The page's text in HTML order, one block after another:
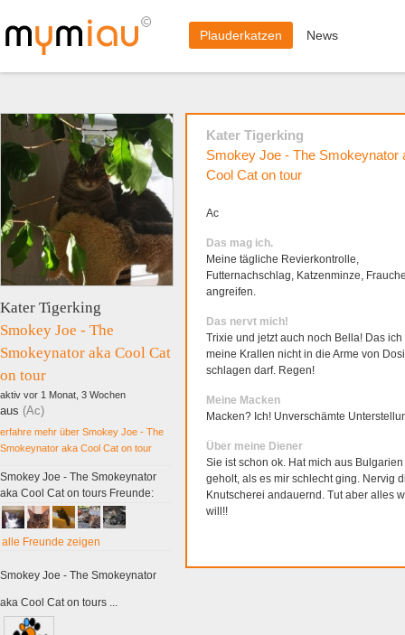
Plauderkatzen News
Kater Tigerking
Smokey Joe - The
Smokeynator aka Cool Cat
on tour
aktiv vor 1 Monat, 3 Wochen
aus (Ac)
erfahre mehr über Smokey Joe - The
Smokeynator aka Cool Cat on tour
Smokey Joe - The Smokeynator
aka Cool Cat on tours Freunde:
alle Freunde zeigen
Smokey Joe - The Smokeynator
aka Cool Cat on tours ...
Kater Tigerking
Smokey Joe - The Smokeynator
Cool Cat on tour
Ac
Das mag ich.
Meine tägliche Revierkontrolle,
Futternachschlag, Katzenminze,
angreifen.
Das nervt mich!
Trixie und jetzt auch noch Bella! Das ich
meine Krallen nicht in die Arme von Dosi
schlagen darf. Regen!
Meine Macken
Macken? Ich! Unverschämte
Über meine Diener
Sie ist schon ok. Hat mich aus Bulgarien
geholt, als es mir schlecht ging. Nervig
Knutscherei andauernd. Tut aber alles
will!!